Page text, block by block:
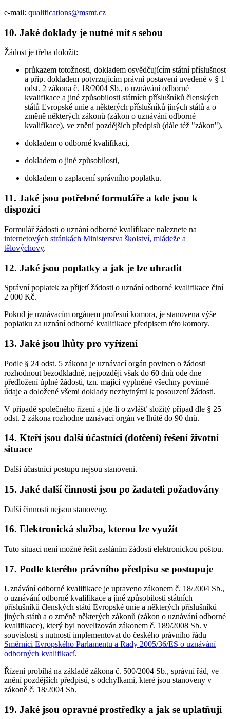
e-mail: qualifications@msmt.cz
10. Jaké doklady je nutné mít s sebou
Žádost je třeba doložit:
průkazem totožnosti, dokladem osvědčujícím státní příslušnost
a příp. dokladem potvrzujícím právní postavení uvedené v § 1
odst. 2 zákona č. 18/2004 Sb., o uznávání odborné
kvalifikace a jiné způsobilosti státních příslušníků členských
států Evropské unie a některých příslušníků jiných států a o
změně některých zákonů (zákon o uznávání odborné
kvalifikace), ve znění pozdějších předpisů (dále též "zákon"),
dokladem o odborné kvalifikaci,
dokladem o jiné způsobilosti,
dokladem o zaplacení správního poplatku.
11. Jaké jsou potřebné formuláře a kde jsou k
dispozici
Formulář žádosti o uznání odborné kvalifikace naleznete na
internetových stránkách Ministerstva školství, mládeže a
tělovýchovy.
12. Jaké jsou poplatky a jak je lze uhradit
Správní poplatek za přijetí žádosti o uznání odborné kvalifikace činí
2 000 Kč.
Pokud je uznávacím orgánem profesní komora, je stanovena výše
poplatku za uznání odborné kvalifikace předpisem této komory.
13. Jaké jsou lhůty pro vyřízení
Podle § 24 odst. 5 zákona je uznávací orgán povinen o žádosti
rozhodnout bezodkladně, nejpozději však do 60 dnů ode dne
předložení úplné žádosti, tzn. mající vyplněné všechny povinné
údaje a doložené všemi doklady nezbytnými k posouzení žádosti.
V případě společného řízení a jde-li o zvlášť složitý případ dle § 25
odst. 2 zákona rozhodne uznávací orgán ve lhůtě do 90 dnů.
14. Kteří jsou další účastníci (dotčení) řešení životní
situace
Další účastníci postupu nejsou stanoveni.
15. Jaké další činnosti jsou po žadateli požadovány
Další činnosti nejsou stanoveny.
16. Elektronická služba, kterou lze využít
Tuto situaci není možné řešit zasláním žádosti elektronickou poštou.
17. Podle kterého právního předpisu se postupuje
Uznávání odborné kvalifikace je upraveno zákonem č. 18/2004 Sb.,
o uznávání odborné kvalifikace a jiné způsobilosti státních
příslušníků členských států Evropské unie a některých příslušníků
jiných států a o změně některých zákonů (zákon o uznávání odborné
kvalifikace), který byl novelizován zákonem č. 189/2008 Sb. v
souvislosti s nutností implementovat do českého právního řádu
Směrnici Evropského Parlamentu a Rady 2005/36/ES o uznávání
odborných kvalifikací.
Řízení probíhá na základě zákona č. 500/2004 Sb., správní řád, ve
znění pozdějších předpisů, s odchylkami, které jsou stanoveny v
zákoně č. 18/2004 Sb.
19. Jaké jsou opravné prostředky a jak se uplatňují